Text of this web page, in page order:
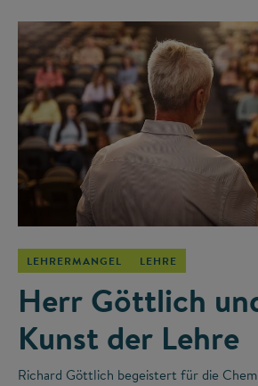
LEHRERMANGEL LEHRE
Herr Göttlich
Kunst der Lehre
Richard Göttlich begeistert für die